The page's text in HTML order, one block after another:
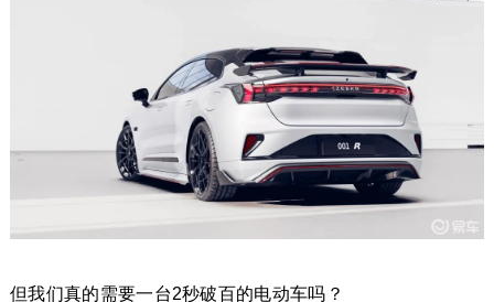
但我们真的需要一台2秒破百的电动车吗？